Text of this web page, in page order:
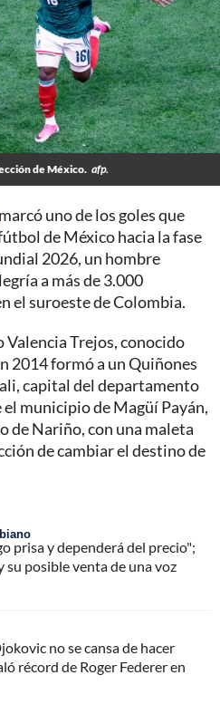
de México. afp.
marcó uno de los goles que
de México hacia la fase
2026, un hombre
a más de 3.000
el suroeste de Colombia.
Valencia Trejos, conocido
2014 formó a un Quiñones
capital del departamento
el municipio de Magüí Payán,
de Nariño, con una maleta
de cambiar el destino de
prisa y dependerá del precio";
su posible venta de una voz
no se cansa de hacer
récord de Roger Federer en